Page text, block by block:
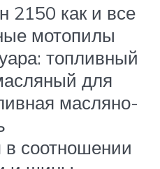
2150 как и все
мотопилы
топливный
для
масляно-
в соотношении